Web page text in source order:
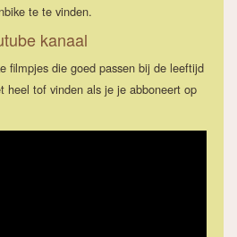
te te vinden.
kanaal
filmpjes die goed passen bij de leeftijd
heel tof vinden als je je abboneert op